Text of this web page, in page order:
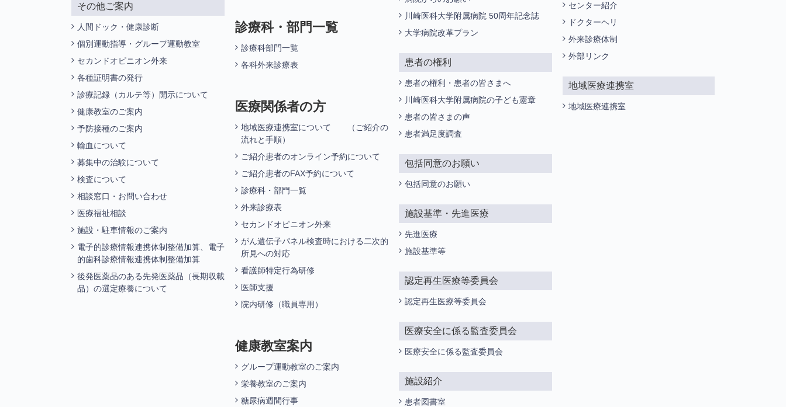
その他ご案内
人間ドック・健康診断
個別運動指導・グループ運動教室
セカンドオピニオン外来
各種証明書の発行
診療記録（カルテ等）開示について
健康教室のご案内
予防接種のご案内
輸血について
募集中の治験について
検査について
相談窓口・お問い合わせ
医療福祉相談
施設・駐車情報のご案内
電子的診療情報連携体制整備加算、電子
的歯科診療情報連携体制整備加算
後発医薬品のある先発医薬品（長期収載
品）の選定療養について
診療科・部門一覧
診療科部門一覧
各科外来診療表
医療関係者の方
地域医療連携室について （ご紹介の
流れと手順）
ご紹介患者のオンライン予約について
ご紹介患者のFAX予約について
診療科・部門一覧
外来診療表
セカンドオピニオン外来
がん遺伝子パネル検査時における二次的
所見への対応
看護師特定行為研修
医師支援
院内研修（職員専用）
健康教室案内
グループ運動教室のご案内
栄養教室のご案内
糖尿病週間行事
川崎医科大学附属病院 50周年記念誌
大学病院改革プラン
患者の権利
患者の権利・患者の皆さまへ
川崎医科大学附属病院の子ども憲章
患者の皆さまの声
患者満足度調査
包括同意のお願い
包括同意のお願い
施設基準・先進医療
先進医療
施設基準等
認定再生医療等委員会
認定再生医療等委員会
医療安全に係る監査委員会
医療安全に係る監査委員会
施設紹介
患者図書室
センター紹介
ドクターヘリ
外来診療体制
外部リンク
地域医療連携室
地域医療連携室